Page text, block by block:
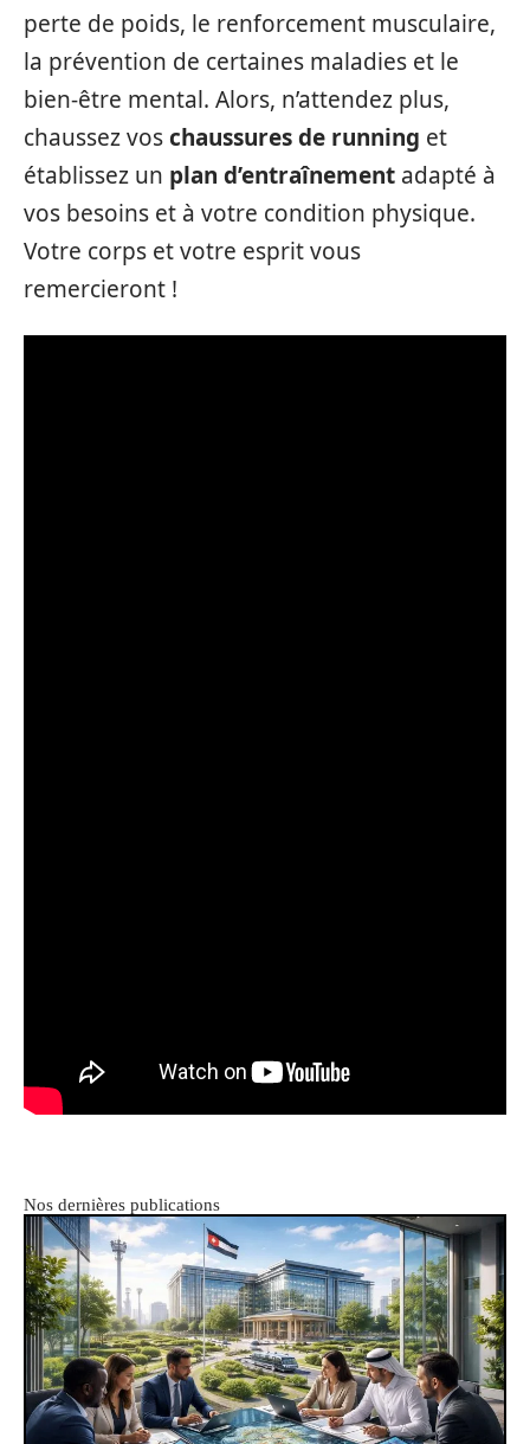
perte de poids, le renforcement musculaire,
la prévention de certaines maladies et le
bien-être mental. Alors, n’attendez plus,
chaussez voschaussures de running et
établissez un plan d’entraînement adapté à
vos besoins et à votre condition physique.
Votre corps et votre esprit vous
remercieront !
Nos dernières publications